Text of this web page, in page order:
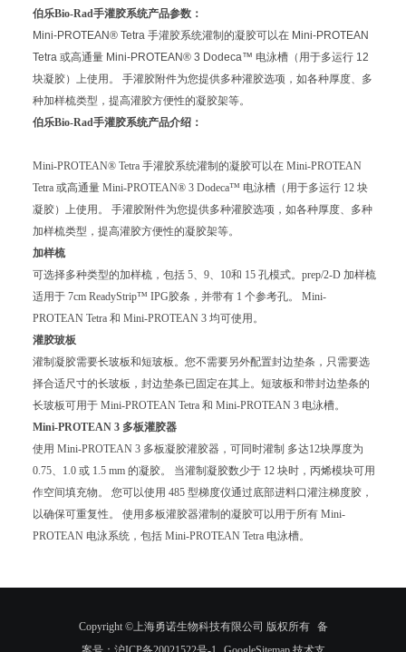
伯乐Bio-Rad手灌胶系统产品参数：
Mini-PROTEAN®Tetra 手灌胶系统灌制的凝胶可以在 Mini-PROTEAN
Tetra 或高通量 Mini-PROTEAN®3 Dodeca™ 电泳槽（用于多运行 12
块凝胶）上使用。 手灌胶附件为您提供多种灌胶选项，如各种厚度、多
种加样梳类型，提高灌胶方便性的凝胶架等。
伯乐Bio-Rad手灌胶系统产品介绍：
Mini-PROTEAN®Tetra 手灌胶系统灌制的凝胶可以在 Mini-PROTEAN
Tetra 或高通量 Mini-PROTEAN®3 Dodeca™ 电泳槽（用于多运行 12 块
凝胶）上使用。 手灌胶附件为您提供多种灌胶选项，如各种厚度、多种
加样梳类型，提高灌胶方便性的凝胶架等。
加样梳
可选择多种类型的加样梳，包括 5、9、10和 15 孔模式。prep/2-D 加样梳
适用于 7cm ReadyStrip™ IPG胶条，并带有 1 个参考孔。 Mini-
PROTEAN Tetra 和 Mini-PROTEAN 3 均可使用。
灌胶玻板
灌制凝胶需要长玻板和短玻板。您不需要另外配置封边垫条，只需要选
择合适尺寸的长玻板，封边垫条已固定在其上。短玻板和带封边垫条的
长玻板可用于 Mini-PROTEAN Tetra 和 Mini-PROTEAN 3 电泳槽。
Mini-PROTEAN 3 多板灌胶器
使用 Mini-PROTEAN 3 多板凝胶灌胶器，可同时灌制 多达12块厚度为
0.75、1.0 或 1.5 mm 的凝胶。 当灌制凝胶数少于 12 块时，丙烯模块可用
作空间填充物。 您可以使用 485 型梯度仪通过底部进料口灌注梯度胶，
以确保可重复性。 使用多板灌胶器灌制的凝胶可以用于所有 Mini-
PROTEAN 电泳系统，包括 Mini-PROTEAN Tetra 电泳槽。
Copyright ©上海勇诺生物科技有限公司 版权所有 备